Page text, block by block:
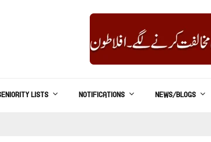
LISTS NOTIFICATIONS NEWS/BLOGS